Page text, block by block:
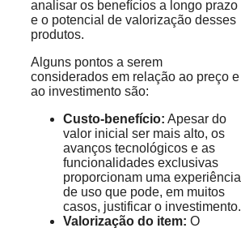
analisar os benefícios a longo prazo
e o potencial de valorização desses
produtos.
Alguns pontos a serem
considerados em relação ao preço e
ao investimento são:
Custo-benefício: Apesar do
valor inicial ser mais alto, os
avanços tecnológicos e as
funcionalidades exclusivas
proporcionam uma experiência
de uso que pode, em muitos
casos, justificar o investimento.
Valorização do item: O